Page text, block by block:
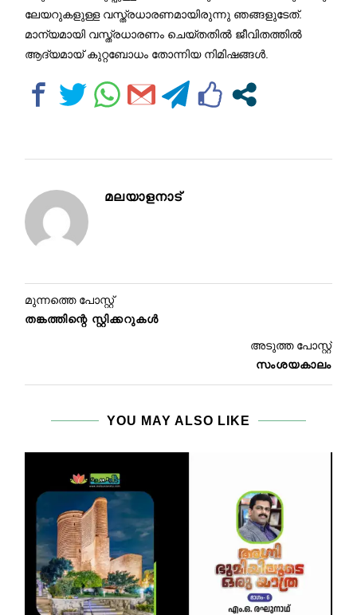
ലേയറുകളുള്ള വസ്ത്രധാരണമായിരുന്നു ഞങ്ങളുടേത്.
മാന്യമായി വസ്ത്രധാരണം ചെയ്തതിൽ ജീവിതത്തിൽ
ആദ്യമായ് കുറ്റബോധം തോന്നിയ നിമിഷങ്ങൾ.
മലയാളനാട്
മുന്നത്തെ പോസ്റ്റ്
തങ്കത്തിന്റെ സ്റ്റിക്കറുകൾ
അടുത്ത പോസ്റ്റ്
സംശയകാലം
YOU MAY ALSO LIKE